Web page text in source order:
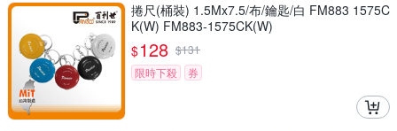
捲尺(桶裝) 1.5Mx7.5/布/鑰匙/白 FM883 1575C
K(W) FM883-1575CK(W)
$128 $131
限時下殺
券